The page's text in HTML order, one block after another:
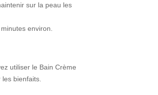
sur la peau les
environ.
utiliser le Bain Crème
bienfaits.